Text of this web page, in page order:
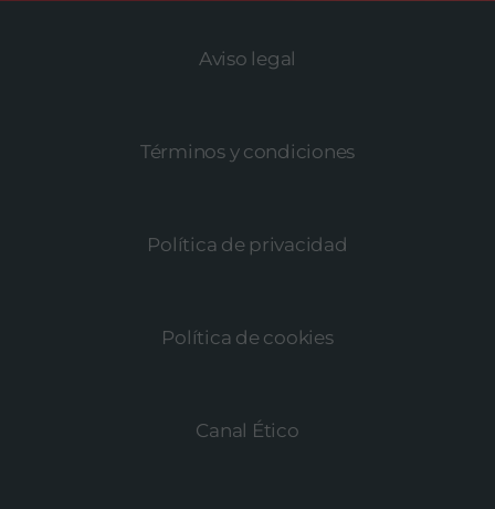
Aviso legal
Términos y condiciones
Política de privacidad
Política de cookies
Canal Ético